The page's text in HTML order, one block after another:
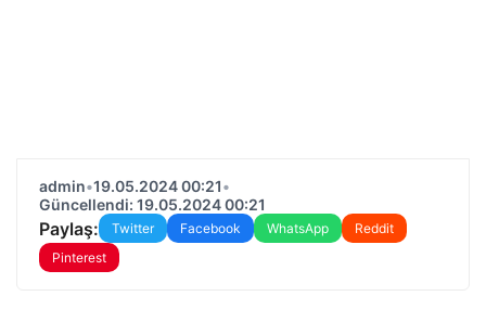
admin•19.05.2024 00:21•
Güncellendi: 19.05.2024 00:21
Paylaş: Twitter Facebook WhatsApp
Reddit
Pinterest